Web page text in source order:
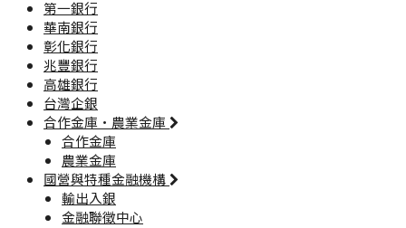
第一銀行
華南銀行
彰化銀行
兆豐銀行
高雄銀行
台灣企銀
合作金庫·農業金庫
合作金庫
農業金庫
國營與特種金融機構
輸出入銀
金融聯徵中心